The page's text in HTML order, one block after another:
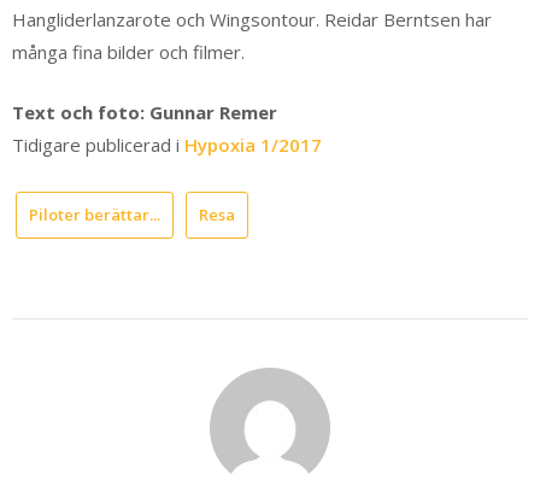
Hangliderlanzarote och Wingsontour. Reidar Berntsen har
många fina bilder och filmer.
Text och foto: Gunnar Remer
Tidigare publicerad i Hypoxia 1/2017
Piloter berättar... Resa